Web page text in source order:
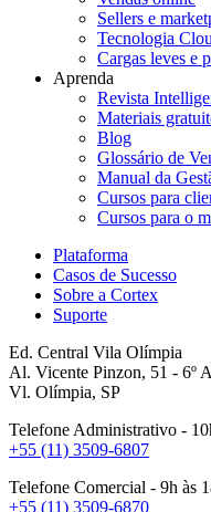
Sellers e
Tecnologia
Cargas leves e
Aprenda
Revista
Materiais
Blog
Glossário de
Manual da
Cursos para
Cursos para o
Plataforma
Casos de Sucesso
Sobre a Cortex
Suporte
Ed. Central Vila Olímpia
Al. Vicente Pinzon, 51 - 6º
Vl. Olímpia, SP
Telefone Administrativo -
+55 (11) 3509-6807
Telefone Comercial - 9h às
+55 (11) 3509-6870